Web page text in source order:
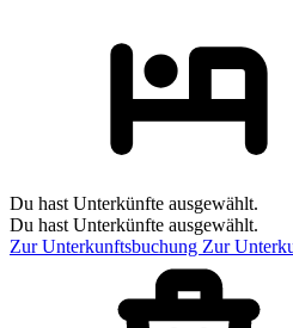
Du hast Unterkünfte ausgewählt.
Du hast Unterkünfte ausgewählt.
Zur Unterkunftsbuchung Zur